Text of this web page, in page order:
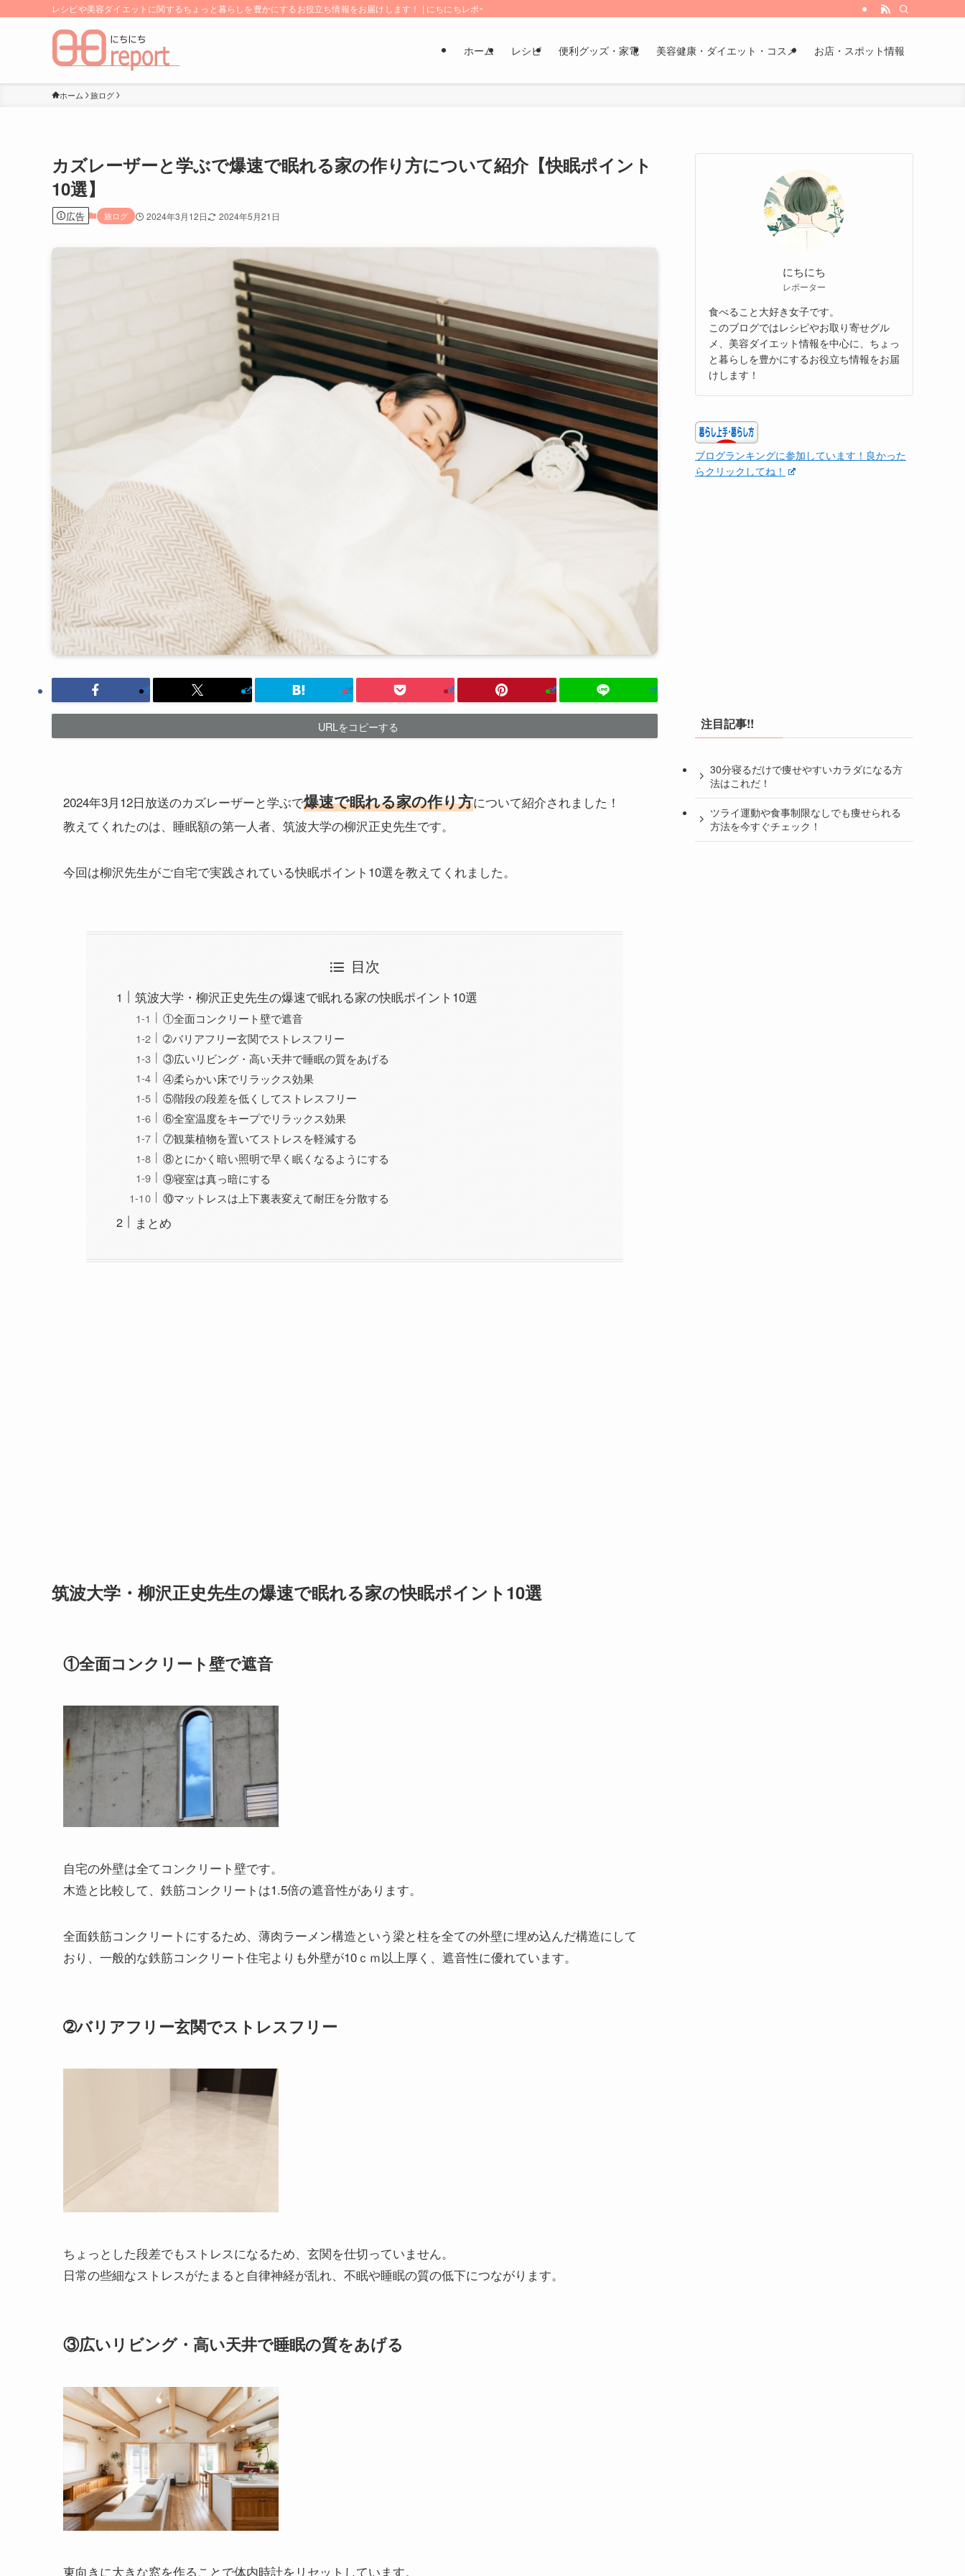
レシピや美容ダイエットに関するちょっと暮らしを豊かにするお役立ち情報をお届けします！ | にちにちレポート
ホーム レシピ 便利グッズ・家電 美容健康・ダイエット・コスメ お店・スポット情報
ホーム 旅ログ
カズレーザーと学ぶで爆速で眠れる家の作り方について紹介【快眠ポイント
10選】
広告 旅ログ 2024年3月12日 2024年5月21日
URLをコピーする
2024年3月12日放送のカズレーザーと学ぶで爆速で眠れる家の作り方について紹介されました！
教えてくれたのは、睡眠額の第一人者、筑波大学の柳沢正史先生です。
今回は柳沢先生がご自宅で実践されている快眠ポイント10選を教えてくれました。
目次
筑波大学・柳沢正史先生の爆速で眠れる家の快眠ポイント10選
①全面コンクリート壁で遮音
➁バリアフリー玄関でストレスフリー
③広いリビング・高い天井で睡眠の質をあげる
④柔らかい床でリラックス効果
⑤階段の段差を低くしてストレスフリー
⑥全室温度をキープでリラックス効果
⑦観葉植物を置いてストレスを軽減する
⑧とにかく暗い照明で早く眠くなるようにする
⑨寝室は真っ暗にする
⑩マットレスは上下裏表変えて耐圧を分散する
まとめ
筑波大学・柳沢正史先生の爆速で眠れる家の快眠ポイント10選
①全面コンクリート壁で遮音
自宅の外壁は全てコンクリート壁です。
木造と比較して、鉄筋コンクリートは1.5倍の遮音性があります。
全面鉄筋コンクリートにするため、薄肉ラーメン構造という梁と柱を全ての外壁に埋め込んだ構造にして
おり、一般的な鉄筋コンクリート住宅よりも外壁が10ｃｍ以上厚く、遮音性に優れています。
➁バリアフリー玄関でストレスフリー
ちょっとした段差でもストレスになるため、玄関を仕切っていません。
日常の些細なストレスがたまると自律神経が乱れ、不眠や睡眠の質の低下につながります。
③広いリビング・高い天井で睡眠の質をあげる
東向きに大きな窓を作ることで体内時計をリセットしています。
にちにち
レポーター
食べること大好き女子です。
このブログではレシピやお取り寄せグル
メ、美容ダイエット情報を中心に、ちょっ
と暮らしを豊かにするお役立ち情報をお届
けします！
ブログランキングに参加しています！良かった
らクリックしてね！
注目記事!!
30分寝るだけで痩せやすいカラダになる方
法はこれだ！
ツライ運動や食事制限なしでも痩せられる
方法を今すぐチェック！